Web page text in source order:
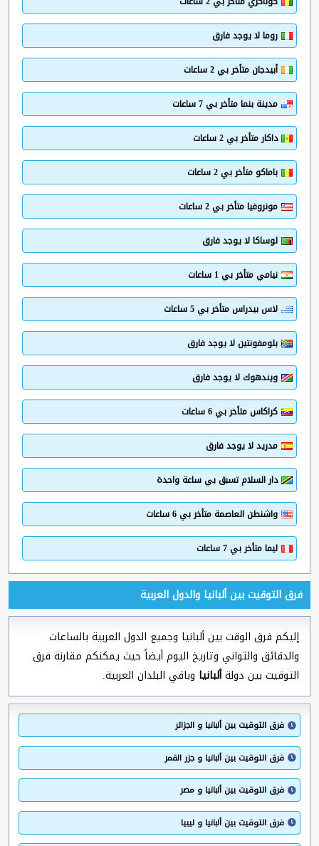
روما لا يوجد فارق
أبيدجان متأخر بي 2 ساعات
مدينة بنما متأخر بي 7 ساعات
داكار متأخر بي 2 ساعات
باماكو متأخر بي 2 ساعات
مونروفيا متأخر بي 2 ساعات
لوساكا لا يوجد فارق
نيامي متأخر بي 1 ساعات
لاس بيدراس متأخر بي 5 ساعات
بلومفونتين لا يوجد فارق
ويندهوك لا يوجد فارق
كراكاس متأخر بي 6 ساعات
مدريد لا يوجد فارق
دار السلام تسبق بي ساعة واحدة
واشنطن العاصمة متأخر بي 6 ساعات
ليما متأخر بي 7 ساعات
فرق التوقيت بين ألبانيا والدول العربية
إليكم فرق الوقت بين ألبانيا وجميع الدول العربية بالساعات
والدقائق والثواني وتاريخ اليوم أيضاً حيث يمكنكم مقارنة فرق
التوقيت بين دولةألبانيا وباقي البلدان العربية.
فرق التوقيت بين ألبانيا و الجزائر
فرق التوقيت بين ألبانيا و جزر القمر
فرق التوقيت بين ألبانيا و مصر
فرق التوقيت بين ألبانيا و ليبيا